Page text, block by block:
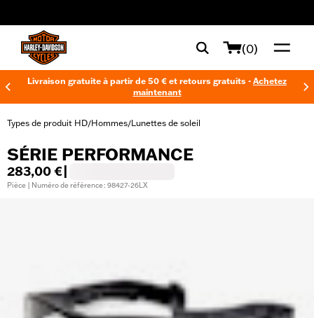
(0)
Livraison gratuite à partir de 50 € et retours gratuits - Achetez
maintenant
Types de produit HD/Hommes/Lunettes de soleil
SÉRIE PERFORMANCE
283,00 €
Pièce | Numéro de référence : 98427-26LX